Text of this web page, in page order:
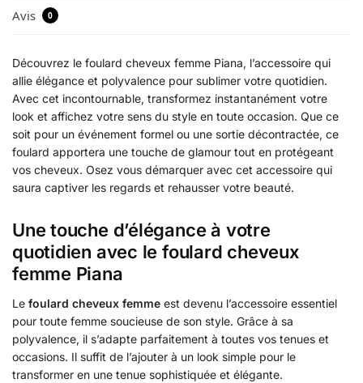
Avis 0
Découvrez le foulard cheveux femme Piana, l’accessoire qui
allie élégance et polyvalence pour sublimer votre quotidien.
Avec cet incontournable, transformez instantanément votre
look et affichez votre sens du style en toute occasion. Que ce
soit pour un événement formel ou une sortie décontractée, ce
foulard apportera une touche de glamour tout en protégeant
vos cheveux. Osez vous démarquer avec cet accessoire qui
saura captiver les regards et rehausser votre beauté.
Une touche d’élégance à votre
quotidien avec le foulard cheveux
femme Piana
Le foulard cheveux femme est devenu l’accessoire essentiel
pour toute femme soucieuse de son style. Grâce à sa
polyvalence, il s’adapte parfaitement à toutes vos tenues et
occasions. Il suffit de l’ajouter à un look simple pour le
transformer en une tenue sophistiquée et élégante.